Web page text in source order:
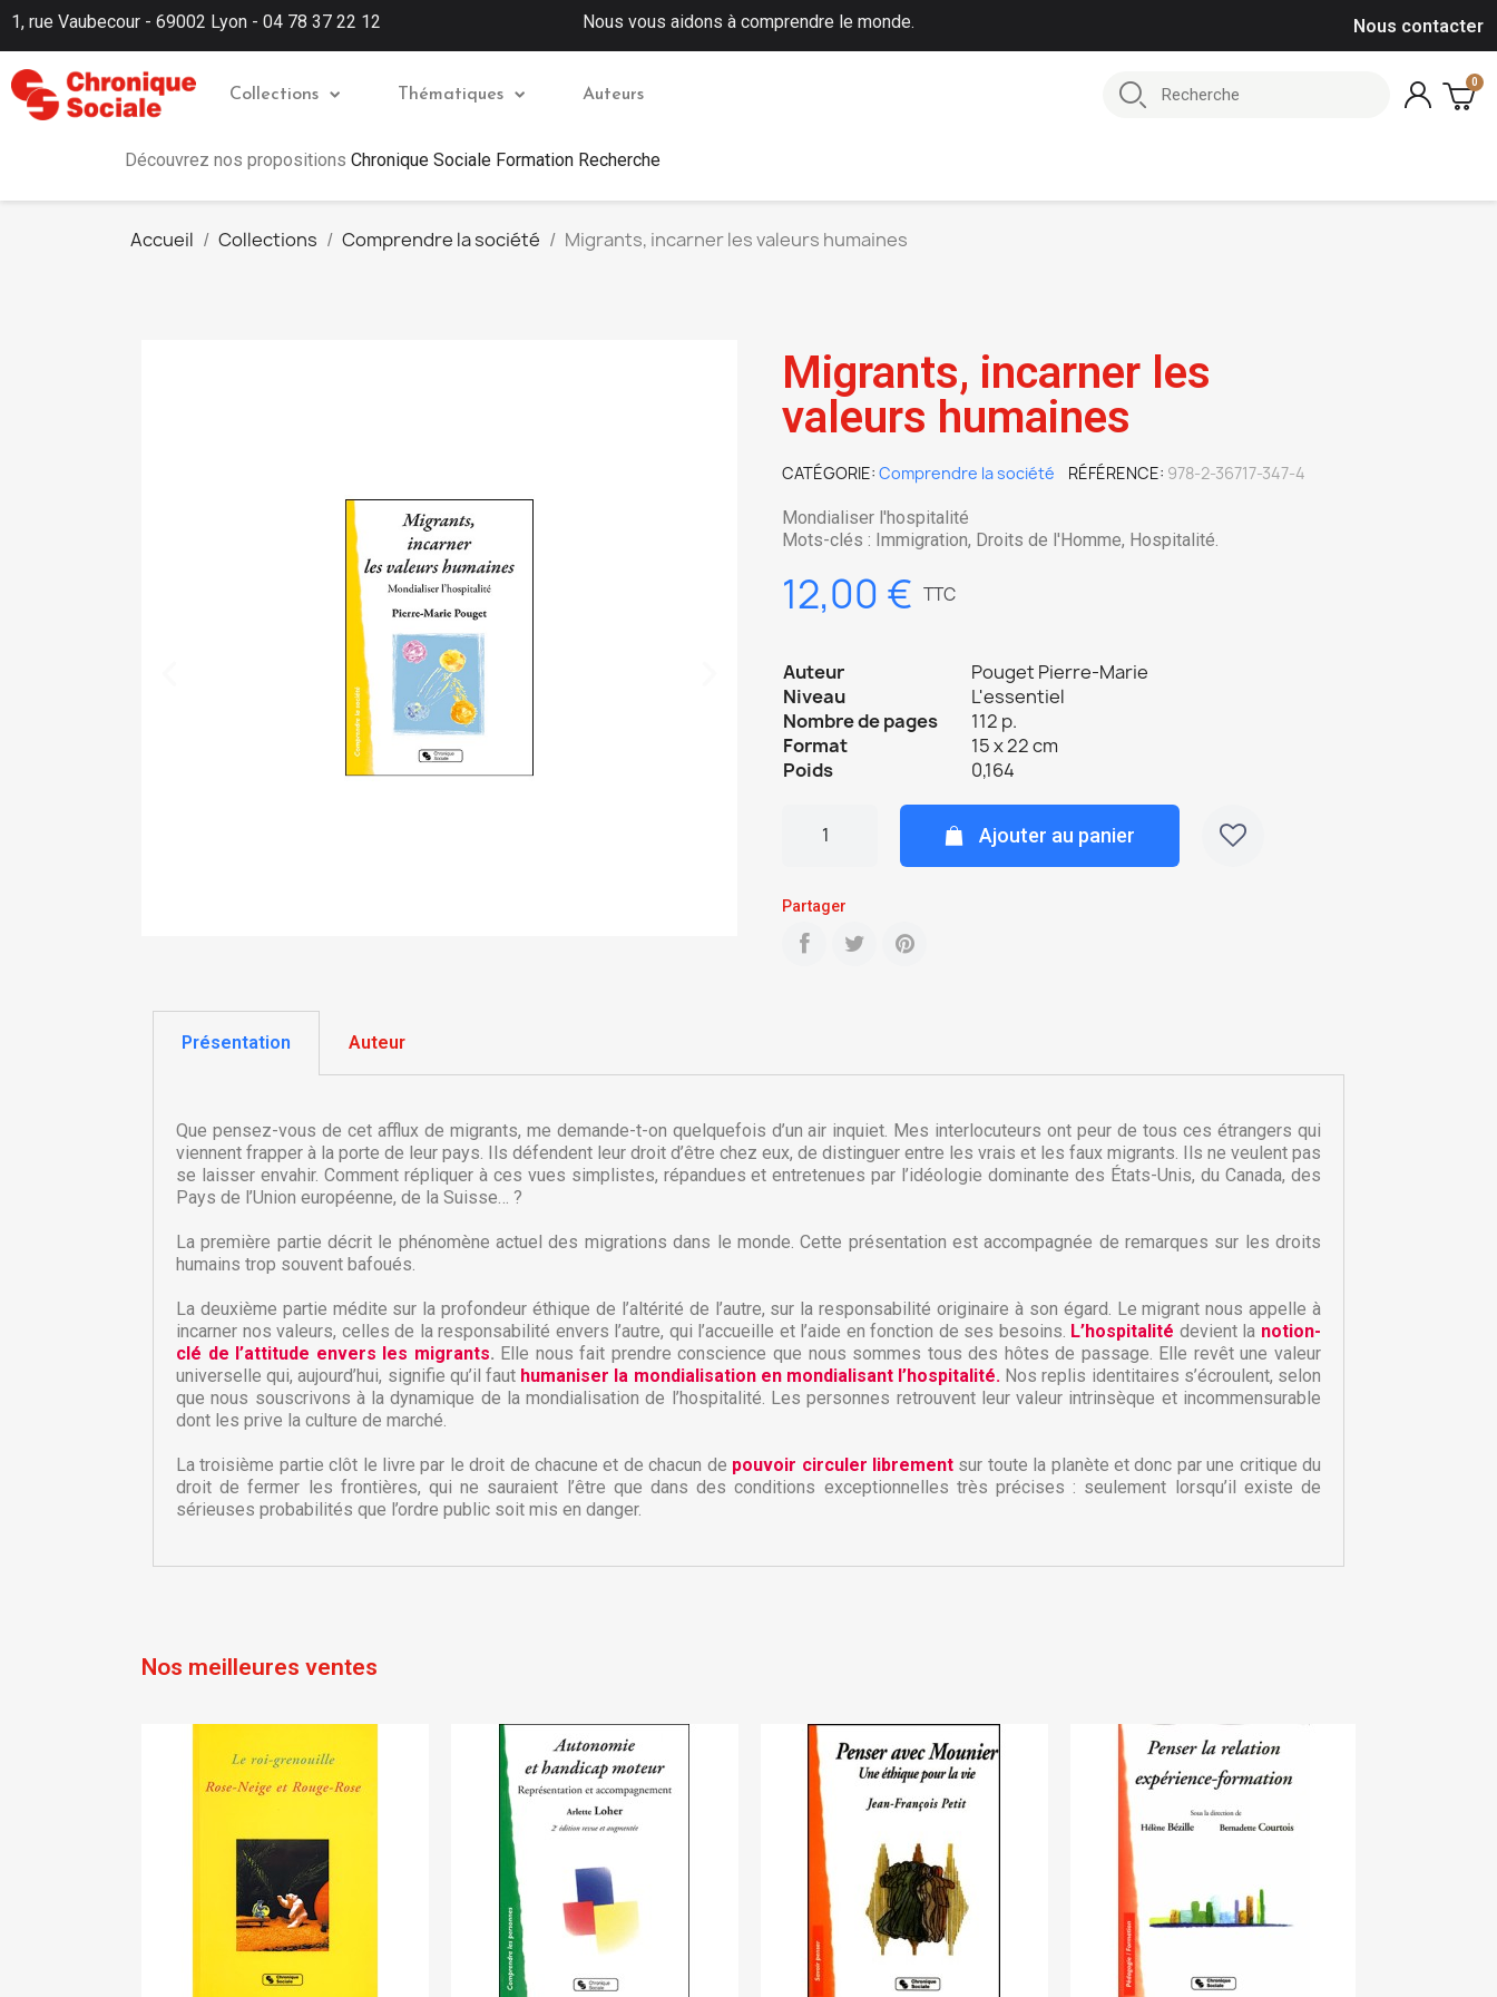
add_circle_outline Créer une nouvelle liste
Créer une liste d'envies ×
Connexion ×
d'envies.
1, rue Vaubecour - 69002 Lyon - 04 78 37 22 12 Nous vous aidons à comprendre le monde. Nous contacter
Collections Thématiques Auteurs
Découvrez nos propositions Chronique Sociale Formation Recherche
Accueil Collections Comprendre la société Migrants, incarner les valeurs humaines
Migrants, incarner les
valeurs humaines
CATÉGORIE Comprendre la société RÉFÉRENCE 978-2-36717-347-4
Mondialiser l'hospitalité
Mots-clés : Immigration, Droits de l'Homme, Hospitalité.
12,00 € TTC
Auteur
Pouget Pierre-Marie
Niveau
L'essentiel
Nombre de pages
112 p.
Format
15 x 22 cm
Poids
0,164
Ajouter au panier
Partager
Présentation Auteur
Que pensez-vous de cet afflux de migrants, me demande-t-on quelquefois d’un air inquiet. Mes interlocuteurs ont peur de tous ces étrangers qui
viennent frapper à la porte de leur pays. Ils défendent leur droit d’être chez eux, de distinguer entre les vrais et les faux migrants. Ils ne veulent pas
se laisser envahir. Comment répliquer à ces vues simplistes, répandues et entretenues par l’idéologie dominante des États-Unis, du Canada, des
Pays de l’Union européenne, de la Suisse… ?
La première partie décrit le phénomène actuel des migrations dans le monde. Cette présentation est accompagnée de remarques sur les droits
humains trop souvent bafoués.
La deuxième partie médite sur la profondeur éthique de l’altérité de l’autre, sur la responsabilité originaire à son égard. Le migrant nous appelle à
incarner nos valeurs, celles de la responsabilité envers l’autre, qui l’accueille et l’aide en fonction de ses besoins. L’hospitalité devient la notion-
clé de l’attitude envers les migrants. Elle nous fait prendre conscience que nous sommes tous des hôtes de passage. Elle revêt une valeur
universelle qui, aujourd’hui, signifie qu’il faut humaniser la mondialisation en mondialisant l’hospitalité. Nos replis identitaires s’écroulent, selon
que nous souscrivons à la dynamique de la mondialisation de l’hospitalité. Les personnes retrouvent leur valeur intrinsèque et incommensurable
dont les prive la culture de marché.
La troisième partie clôt le livre par le droit de chacune et de chacun de pouvoir circuler librement sur toute la planète et donc par une critique du
droit de fermer les frontières, qui ne sauraient l’être que dans des conditions exceptionnelles très précises : seulement lorsqu’il existe de
sérieuses probabilités que l’ordre public soit mis en danger.
Nos meilleures ventes